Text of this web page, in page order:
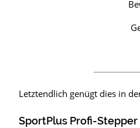
Letztendlich genügt dies in
SportPlus Profi-